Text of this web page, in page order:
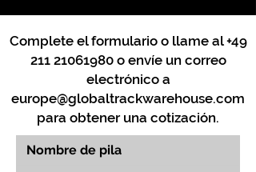
Complete el formulario o llame al+49
211 21061980o envíe un correo
electrónico a
europe@globaltrackwarehouse.com
para obtener una cotización.